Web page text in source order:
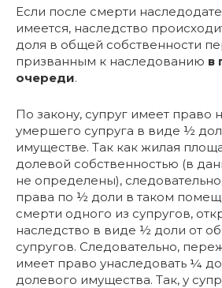
Если после смерти
имеется, наследство
доля в общей собственности
призванным к наследованию в
очереди.
По закону, супруг имеет право
умершего супруга в виде ½
имуществе. Так как жилая
долевой собственностью (в
не определены),
права по ½ доли в таком
смерти одного из супругов,
наследство в виде ½ доли от
супругов. Следовательно,
имеет право унаследовать ¼
долевого имущества. Так, у